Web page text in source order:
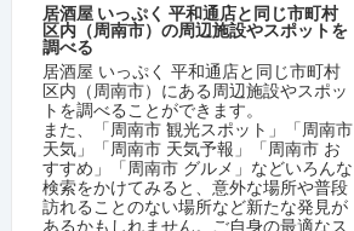
居酒屋 いっぷく 平和通店と同じ市町村
区内（周南市）の周辺施設やスポットを
調べる
居酒屋 いっぷく 平和通店と同じ市町村
区内（周南市）にある周辺施設やスポッ
トを調べることができます。
また、「周南市 観光スポット」「周南市
天気」「周南市 天気予報」「周南市 お
すすめ」「周南市 グルメ」などいろんな
検索をかけてみると、意外な場所や普段
訪れることのない場所など新たな発見が
あるかもしれません。ご自身の最適なス